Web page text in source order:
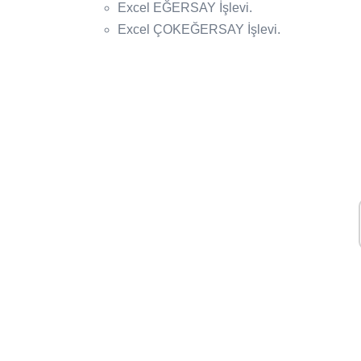
Excel EĞERSAY İşlevi.
Excel ÇOKEĞERSAY İşlevi.